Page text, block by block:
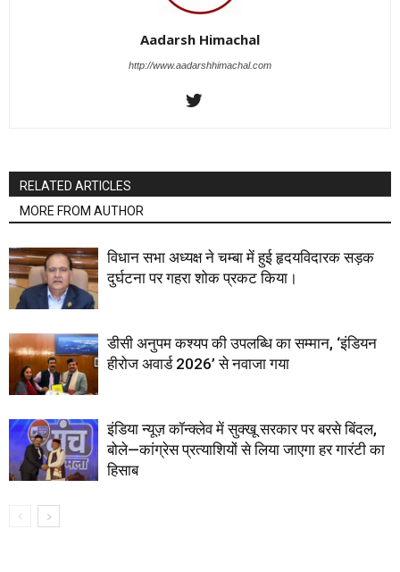
Aadarsh Himachal
http://www.aadarshhimachal.com
RELATED ARTICLES
MORE FROM AUTHOR
विधान सभा अध्यक्ष ने चम्बा में हुई हृदयविदारक सड़क
दुर्घटना पर गहरा शोक प्रकट किया।
डीसी अनुपम कश्यप की उपलब्धि का सम्मान, ‘इंडियन
हीरोज अवार्ड 2026’ से नवाजा गया
इंडिया न्यूज़ कॉन्क्लेव में सुक्खू सरकार पर बरसे बिंदल,
बोले—कांग्रेस प्रत्याशियों से लिया जाएगा हर गारंटी का
हिसाब